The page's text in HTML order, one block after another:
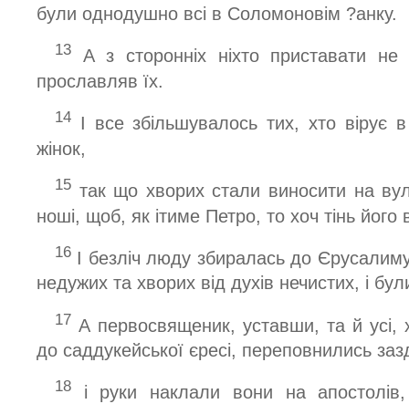
були однодушно всі в Соломоновім ?анку.
13 А з сторонніх ніхто приставати
прославляв їх.
14 І все збільшувалось тих, хто вірує в
жінок,
15 так що хворих стали виносити на
ноші, щоб, як ітиме Петро, то хоч тінь його
16 І безліч люду збиралась до
недужих та хворих від духів нечистих, і
17 А первосвященик, уставши, та й усі,
до саддукейської єресі, переповнились
18 і руки наклали вони на